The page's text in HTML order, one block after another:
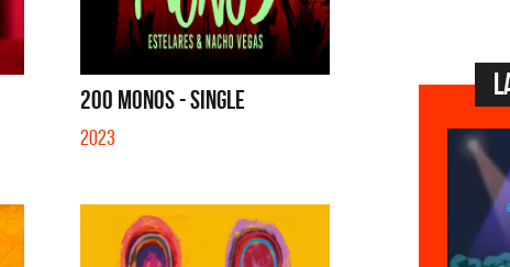
200 MONOS - SINGLE
2023